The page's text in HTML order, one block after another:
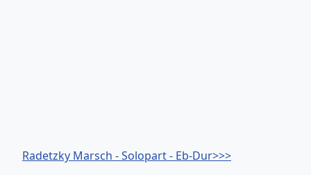
Radetzky Marsch - Solopart - Eb-Dur>>>